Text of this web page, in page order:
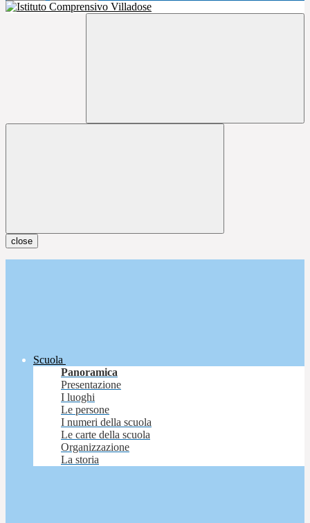
close
Scuola
Panoramica
Presentazione
I luoghi
Le persone
I numeri della scuola
Le carte della scuola
Organizzazione
La storia